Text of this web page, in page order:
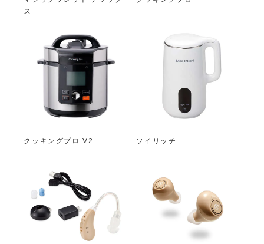
ス
クッキングプロ V2 ソイリッチ